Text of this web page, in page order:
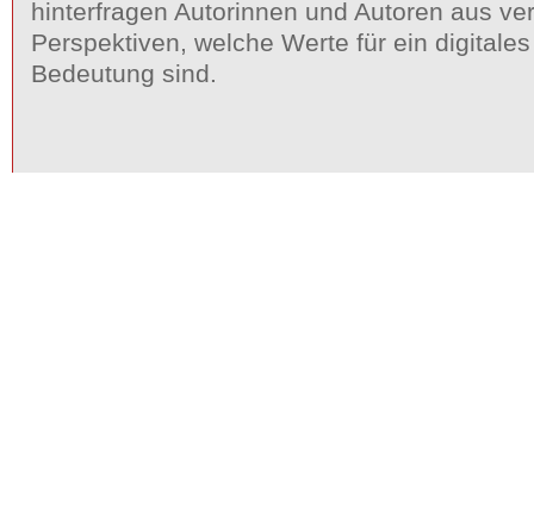
hinterfragen Autorinnen und Autoren aus
Perspektiven, welche Werte für ein
Bedeutung sind.